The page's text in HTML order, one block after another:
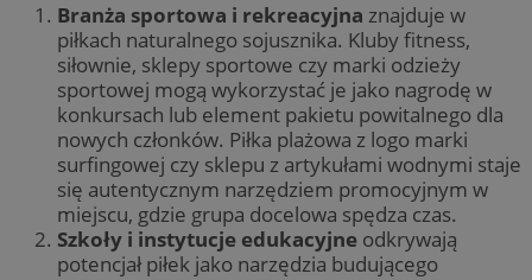
Branża sportowa i rekreacyjna znajduje w
piłkach naturalnego sojusznika. Kluby fitness,
siłownie, sklepy sportowe czy marki odzieży
sportowej mogą wykorzystać je jako nagrodę w
konkursach lub element pakietu powitalnego dla
nowych członków. Piłka plażowa z logo marki
surfingowej czy sklepu z artykułami wodnymi staje
się autentycznym narzędziem promocyjnym w
miejscu, gdzie grupa docelowa spędza czas.
Szkoły i instytucje edukacyjne odkrywają
potencjał piłek jako narzędzia budującego